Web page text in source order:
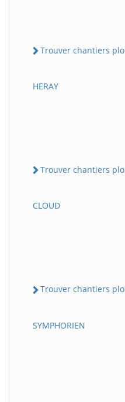
Trouver chantiers
HERAY
Trouver chantiers
CLOUD
Trouver chantiers
SYMPHORIEN